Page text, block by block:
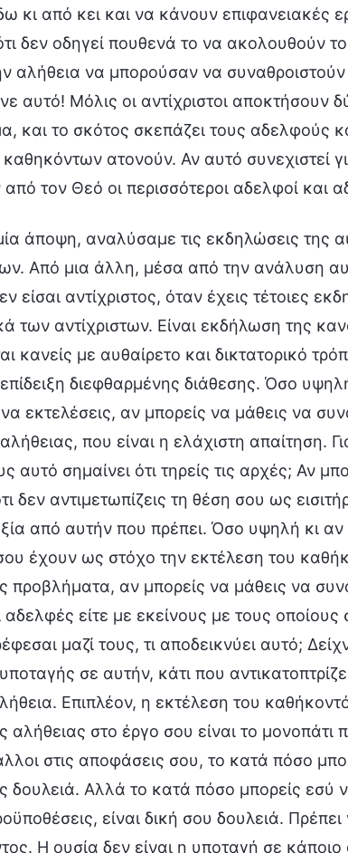
κι από κει και να κάνουν επιφανειακές
δεν οδηγεί πουθενά το να ακολουθούν
αλήθεια να μπορούσαν να
αυτό! Μόλις οι αντίχριστοι αποκτήσουν
και το σκότος σκεπάζει τους αδελφούς
ατονούν. Αν αυτό συνεχιστεί
από τον Θεό οι περισσότεροι αδελφοί και
άποψη, αναλύσαμε τις εκδηλώσεις της
Από μια άλλη, μέσα από την ανάλυση
είσαι αντίχριστος, όταν έχεις τέτοιες
των αντίχριστων. Είναι εκδήλωση της
κανείς με αυθαίρετο και δικτατορικό
επίδειξη διεφθαρμένης διάθεσης. Όσο
εκτελέσεις, αν μπορείς να μάθεις να
που είναι η ελάχιστη απαίτηση.
αυτό σημαίνει ότι τηρείς τις αρχές; Αν
δεν αντιμετωπίζεις τη θέση σου ως
από αυτήν που πρέπει. Όσο υψηλή κι αν
έχουν ως στόχο την εκτέλεση του
προβλήματα, αν μπορείς να μάθεις να
είτε με εκείνους με τους
μαζί τους, τι αποδεικνύει αυτό;
σε αυτήν, κάτι που
Επιπλέον, η εκτέλεση του
αλήθειας στο έργο σου είναι το
στις αποφάσεις σου, το κατά πόσο
δουλειά. Αλλά το κατά πόσο μπορείς
είναι δική σου δουλειά.
Η ουσία δεν είναι η υποταγή σε